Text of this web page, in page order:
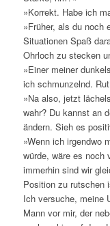
»Korrekt. Habe ich
»Früher, als du noch
Situationen Spaß
Ohrloch zu stecken
»Einer meiner
ich schmunzelnd.
»Na also, jetzt
wahr? Du kannst an
ändern. Sieh es
»Wenn ich irgendwo
würde, wäre es noch
immerhin sind wir
Position zu rutschen
Ich versuche, meine
Mann vor mir, der